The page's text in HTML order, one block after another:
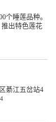
个睡莲品种。
出特色莲花
綦江五岔站4